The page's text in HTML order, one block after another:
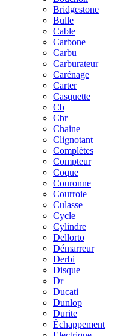
Bridgestone
Bulle
Cable
Carbone
Carbu
Carburateur
Carénage
Carter
Casquette
Cb
Cbr
Chaine
Clignotant
Complètes
Compteur
Coque
Couronne
Courroie
Culasse
Cycle
Cylindre
Dellorto
Démarreur
Derbi
Disque
Dr
Ducati
Dunlop
Durite
Échappement